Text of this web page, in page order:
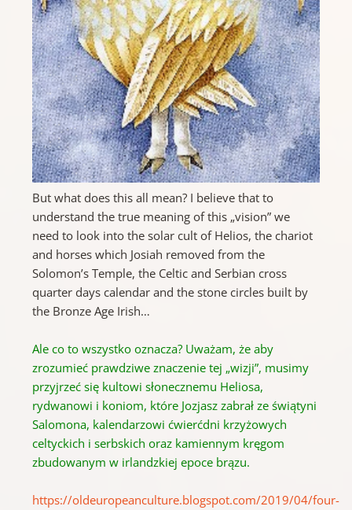
But what does this all mean? I believe that to
understand the true meaning of this „vision” we
need to look into the solar cult of Helios, the chariot
and horses which Josiah removed from the
Solomon’s Temple, the Celtic and Serbian cross
quarter days calendar and the stone circles built by
the Bronze Age Irish…
Ale co to wszystko oznacza? Uważam, że aby
zrozumieć prawdziwe znaczenie tej „wizji”, musimy
przyjrzeć się kultowi słonecznemu Heliosa,
rydwanowi i koniom, które Jozjasz zabrał ze świątyni
Salomona, kalendarzowi ćwierćdni krzyżowych
celtyckich i serbskich oraz kamiennym kręgom
zbudowanym w irlandzkiej epoce brązu.
https://oldeuropeanculture.blogspot.com/2019/04/four-